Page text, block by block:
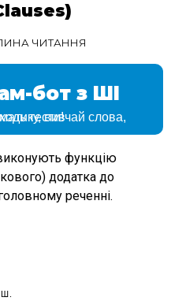
ЧИТАННЯ
бот з ШІ
вивчай слова, проходь тести!
функцію
додатка до
реченні.